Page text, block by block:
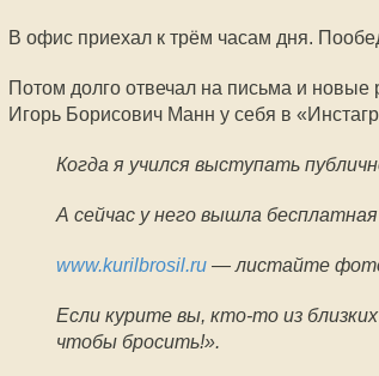
В офис приехал к трём часам дня.
Потом долго отвечал на письма и новые
Игорь Борисович Манн у себя в
Когда я учился выступать
А сейчас у него вышла
www.kurilbrosil.ru — листайте
Если курите вы, кто-то из
чтобы бросить!».